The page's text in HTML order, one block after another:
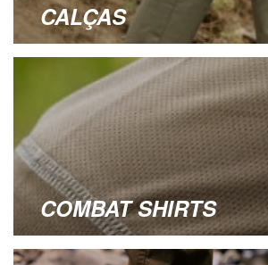
CALÇAS
COMBAT SHIRTS